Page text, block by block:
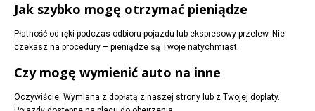
Jak szybko mogę otrzymać pieniądze
Płatność od ręki podczas odbioru pojazdu lub ekspresowy przelew. Nie
czekasz na procedury – pieniądze są Twoje natychmiast.
Czy mogę wymienić auto na inne
Oczywiście. Wymiana z dopłatą z naszej strony lub z Twojej dopłaty.